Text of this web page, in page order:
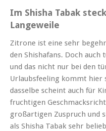
Im Shisha Tabak
Langeweile
Zitrone ist eine sehr
den Shishafans. Doch auch
und das nicht nur bei den
Urlaubsfeeling kommt hier
dasselbe scheint auch für
fruchtigen
großartigen Zuspruch und
als Shisha Tabak sehr